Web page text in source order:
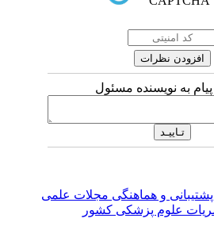
به نویسنده مسئول
و هماهنگی مجلات علمی
علوم پزشکی کشور